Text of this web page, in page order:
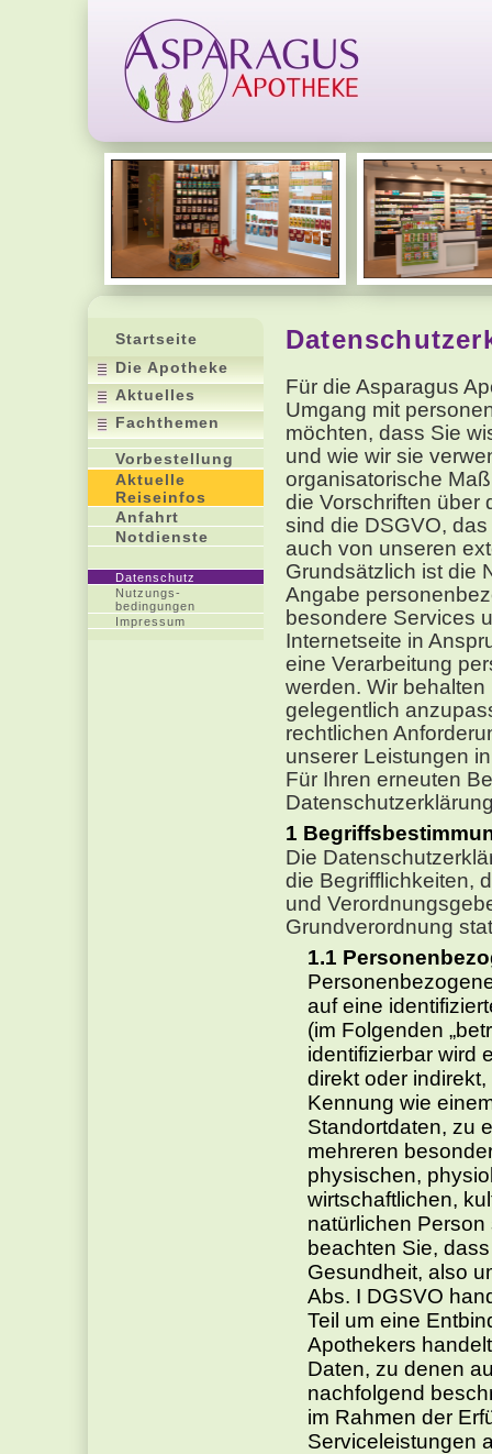
Startseite
Die Apotheke
Aktuelles
Fachthemen
Vorbestellung
Aktuelle
Reiseinfos
Anfahrt
Notdienste
Datenschutz
Nutzungs-
bedingungen
Impressum
Für die Asparagus
Umgang mit
möchten, dass Sie
und wie wir sie
organisatorische
die Vorschriften über
sind die DSGVO,
auch von unseren
Grundsätzlich ist die
Angabe
besondere Services
Internetseite in
eine Verarbeitung
werden. Wir
gelegentlich
rechtlichen
unserer Leistungen
Für Ihren erneuten
Die
die Begrifflichkeiten,
und
Grundverordnung
auf eine
(im Folgenden
identifizierbar wird
direkt oder
Kennung wie
Standortdaten, zu
mehreren
physischen,
wirtschaftlichen,
natürlichen
beachten Sie,
Gesundheit, also
Abs. I DGSVO
Teil um eine
Apothekers
Daten, zu denen
nachfolgend
im Rahmen der
Serviceleistungen